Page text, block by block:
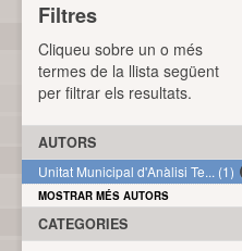
Filtres
Cliqueu sobre un o més
termes de la llista següent
per filtrar els resultats.
AUTORS
Unitat Municipal d'Anàlisi Te... (1)
MOSTRAR MÉS AUTORS
CATEGORIES